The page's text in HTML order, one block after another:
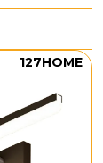
127HOME